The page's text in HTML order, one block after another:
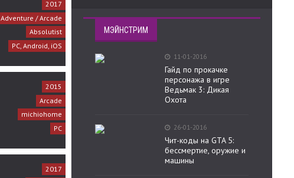
2017
Adventure / Arcade
Absolutist
PC, Android, iOS
2015
Arcade
michiohome
PC
2017
МЭЙНСТРИМ
11-01-2016
Гайд по прокачке
персонажа в игре
Ведьмак 3: Дикая
Охота
26-01-2016
Чит-коды на GTA 5:
бессмертие, оружие и
машины